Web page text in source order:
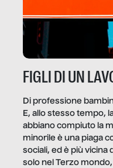
FIGLI DI UN
Di professione
E, allo stesso tempo,
abbiano compiuto la
minorile è una piaga
sociali, ed è più vicina
solo nel Terzo